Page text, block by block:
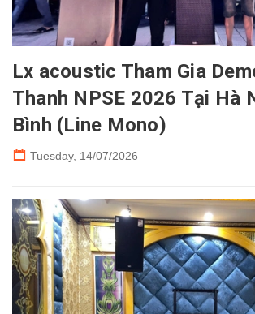
Lx acoustic Tham Gia
Thanh NPSE 2026 Tại Hà
Bình (Line Mono)
Tuesday, 14/07/2026